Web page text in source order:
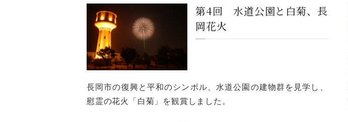
第4回 水道公園と白菊、長
岡花火
長岡市の復興と平和のシンボル、水道公園の建物群を見学し、
慰霊の花火「白菊」を観賞しました。